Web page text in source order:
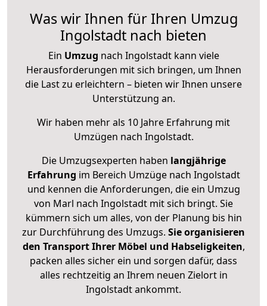
Was wir Ihnen für Ihren Umzug
Ingolstadt nach bieten
Ein Umzug nach Ingolstadt kann viele
Herausforderungen mit sich bringen, um Ihnen
die Last zu erleichtern – bieten wir Ihnen unsere
Unterstützung an.
Wir haben mehr als 10 Jahre Erfahrung mit
Umzügen nach Ingolstadt.
Die Umzugsexperten haben langjährige
Erfahrung im Bereich Umzüge nach Ingolstadt
und kennen die Anforderungen, die ein Umzug
von Marl nach Ingolstadt mit sich bringt. Sie
kümmern sich um alles, von der Planung bis hin
zur Durchführung des Umzugs. Sie organisieren
den Transport Ihrer Möbel und Habseligkeiten,
packen alles sicher ein und sorgen dafür, dass
alles rechtzeitig an Ihrem neuen Zielort in
Ingolstadt ankommt.